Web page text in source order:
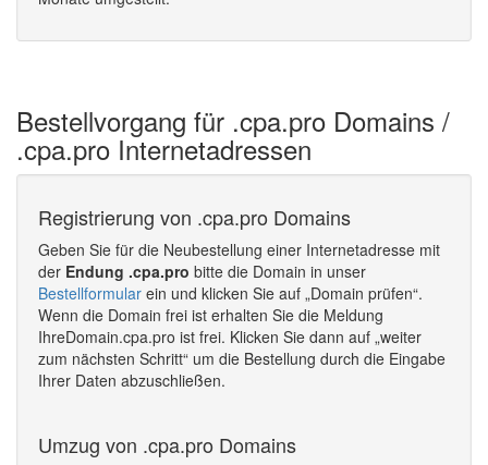
Bestellvorgang für .cpa.pro Domains /
.cpa.pro Internetadressen
Registrierung von .cpa.pro Domains
Geben Sie für die Neubestellung einer Internetadresse mit
der Endung .cpa.pro bitte die Domain in unser
Bestellformular ein und klicken Sie auf „Domain prüfen“.
Wenn die Domain frei ist erhalten Sie die Meldung
IhreDomain.cpa.pro ist frei. Klicken Sie dann auf „weiter
zum nächsten Schritt“ um die Bestellung durch die Eingabe
Ihrer Daten abzuschließen.
Umzug von .cpa.pro Domains